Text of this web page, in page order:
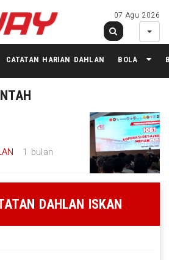
07 Agu 2026
CATATAN HARIAN DAHLAN BOLA
1 bulan
DAHLAN ISKAN